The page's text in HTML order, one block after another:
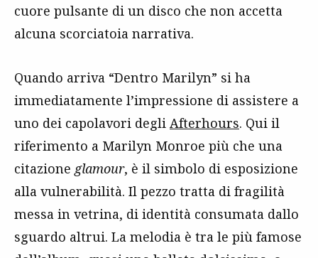
cuore pulsante di un disco che non accetta
alcuna scorciatoia narrativa.
Quando arriva “Dentro Marilyn” si ha
immediatamente l’impressione di assistere a
uno dei capolavori degli Afterhours. Qui il
riferimento a Marilyn Monroe più che una
citazione glamour, è il simbolo di esposizione
alla vulnerabilità. Il pezzo tratta di fragilità
messa in vetrina, di identità consumata dallo
sguardo altrui. La melodia è tra le più famose